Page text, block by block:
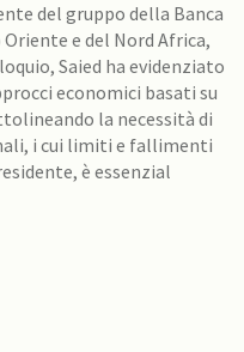
del gruppo della Banca
e del Nord Africa,
economici basati su
la necessità di
i cui limiti e fallimenti
è essenzial